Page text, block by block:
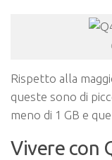
Rispetto alla
queste sono di
meno di 1 GB e
Vivere con